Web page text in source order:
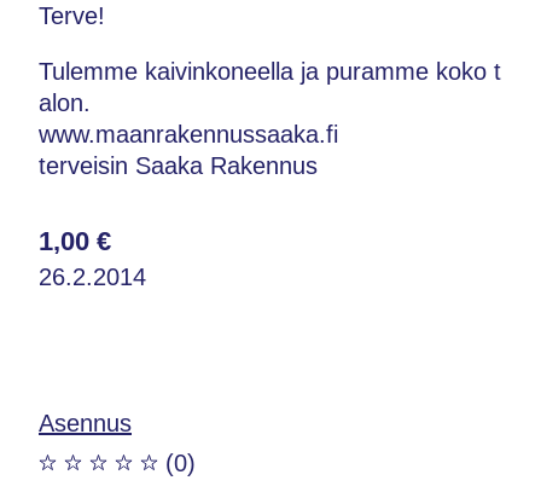
Terve!
Tulemme kaivinkoneella ja puramme koko t
alon.
www.maanrakennussaaka.fi
terveisin Saaka Rakennus
1,00 €
26.2.2014
Asennus
(0)